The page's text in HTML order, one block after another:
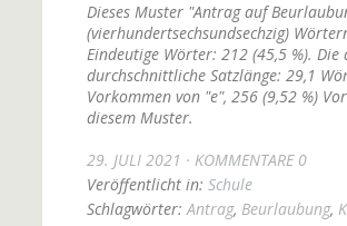
Dieses Muster "Antrag auf
(vierhundertsechsundsechzig)
Eindeutige Wörter: 212 (45,5 %).
durchschnittliche Satzlänge: 29,1
Vorkommen von "e", 256 (9,52 %)
diesem Muster.
29. JULI 2021
KOMMENTARE 0
Veröffentlicht in: Schule
Schlagwörter: Antrag, Beurlaubung,